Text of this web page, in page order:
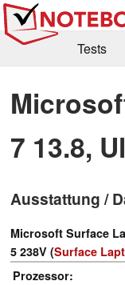
Tests
Kaufberatung
Forum
7 13.8,
Ausstattung /
Microsoft Surface
5 238V (Surface
Prozessor